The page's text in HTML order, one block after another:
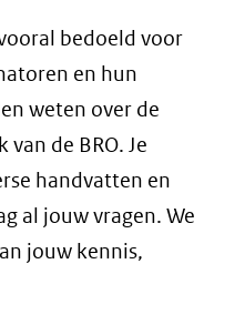
bedoeld voor
en hun
weten over de
de BRO. Je
handvatten en
al jouw vragen. We
jouw kennis,